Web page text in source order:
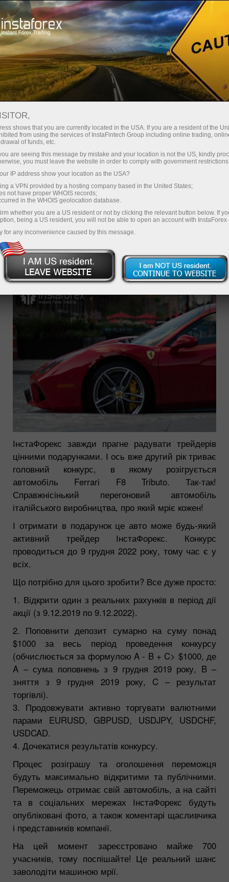
Про компанію
РОЗІГРАШ FERRARI ВІД
ІНСТАФОРЕКС ТРИВАЄ!
13.09.2021 01:37 PM
ІнстаФорекс завжди прагне радувати трейдерів
цінними подарунками. І ось вже другий рік триває
головний конкурс, в якому розігрується
автомобіль Ferrari F8 Tributo. Так-так!
Справжнісінький перегоновий автомобіль
італійського виробництва, про який мріє кожен!
І отримати в подарунок це авто може будь-який
активний трейдер ІнстаФорекс. Конкурс
проводиться до 9 грудня 2022 року, тому час є у
всіх.
Що потрібно для цього зробити? Все дуже просто:
1. Відкрити один з реальних рахунків в період дії
акції (з 9.12.2019 по 9.12.2022).
2. Поповнити депозит сумарно на суму понад
$1000 за весь період проведення конкурсу
(обчислюється за формулою A - B + C> $1000, де
A – сума поповнень з 9 грудня 2019 року, B –
зняття з 9 грудня 2019 року, C – результат
торгівлі).
3. Продовжувати активно торгувати валютними
парами EURUSD, GBPUSD, USDJPY, USDCHF,
USDCAD.
4. Дочекатися результатів конкурсу.
Процес розіграшу та оголошення переможця
будуть максимально відкритими та публічними.
Переможець отримає свій автомобіль, а на сайті
та в соціальних мережах ІнстаФорекс будуть
опубліковані фото, а також коментарі щасливчика
і представників компанії.
На цей момент зареєстровано майже 700
учасників, тому поспішайте! Це реальний шанс
заволодіти машиною мрії.
shows that you are currently located in the USA. If you are a resident of the
from using the services of InstaFintech Group including online trading,
of funds, etc.
are seeing this message by mistake and your location is not the US, kindly
you must leave the website in order to comply with government
IP address show your location as the USA?
a VPN provided by a hosting company based in the United States;
not have proper WHOIS records;
in the WHOIS geolocation database.
whether you are a US resident or not by clicking the relevant button below. If
being a US resident, you will not be able to open an account with InstaForex
for any inconvenience caused by this message.